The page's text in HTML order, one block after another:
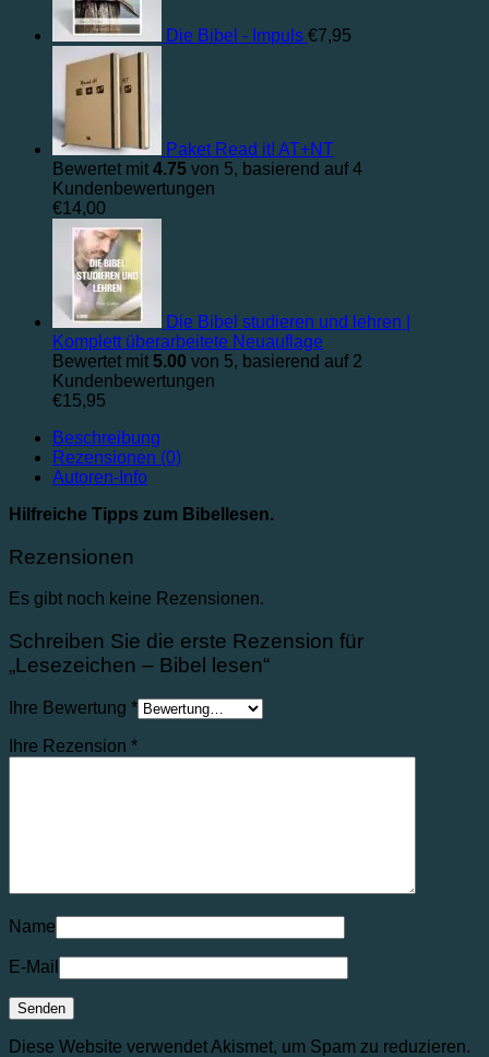
Die Bibel - Impuls €7,95
Paket Read it! AT+NT
Bewertet mit 4.75 von 5, basierend auf4
Kundenbewertungen
€14,00
Die Bibel studieren und lehren |
Komplett überarbeitete Neuauflage
Bewertet mit 5.00 von 5, basierend auf 2
Kundenbewertungen
€15,95
Beschreibung
Rezensionen (0)
Autoren-Info
Hilfreiche Tipps zum Bibellesen.
Rezensionen
Es gibt noch keine Rezensionen.
Schreiben Sie die erste Rezension für
„Lesezeichen – Bibel lesen“
Ihre Bewertung *
Ihre Rezension *
Name
E-Mail
Diese Website verwendet Akismet, um Spam zu reduzieren.